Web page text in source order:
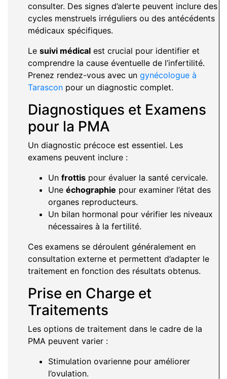
consulter. Des signes d’alerte peuvent inclure des
cycles menstruels irréguliers ou des antécédents
médicaux spécifiques.
Le suivi médical est crucial pour identifier et
comprendre la cause éventuelle de l’infertilité.
Prenez rendez-vous avec un gynécologue à
Tarascon pour un diagnostic complet.
Diagnostiques et Examens
pour la PMA
Un diagnostic précoce est essentiel. Les
examens peuvent inclure :
Un frottis pour évaluer la santé cervicale.
Une échographie pour examiner l’état des
organes reproducteurs.
Un bilan hormonal pour vérifier les niveaux
nécessaires à la fertilité.
Ces examens se déroulent généralement en
consultation externe et permettent d’adapter le
traitement en fonction des résultats obtenus.
Prise en Charge et
Traitements
Les options de traitement dans le cadre de la
PMA peuvent varier :
Stimulation ovarienne pour améliorer
l’ovulation.